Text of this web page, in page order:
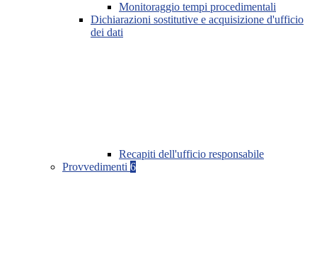
Monitoraggio tempi procedimentali
Dichiarazioni sostitutive e acquisizione d'ufficio
dei dati
Recapiti dell'ufficio responsabile
Provvedimenti 6